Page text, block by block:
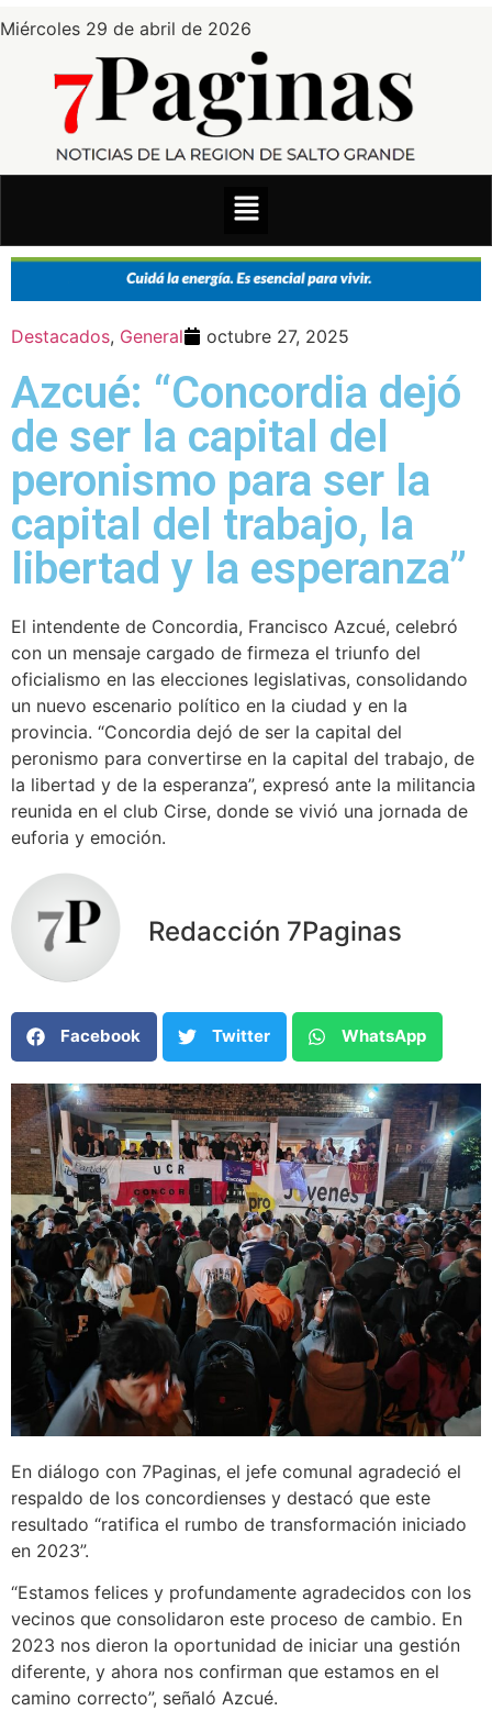
Miércoles 29 de abril de 2026
Destacados, General octubre 27, 2025
Azcué: “Concordia dejó
de ser la capital del
peronismo para ser la
capital del trabajo, la
libertad y la esperanza”
El intendente de Concordia, Francisco Azcué, celebró
con un mensaje cargado de firmeza el triunfo del
oficialismo en las elecciones legislativas, consolidando
un nuevo escenario político en la ciudad y en la
provincia. “Concordia dejó de ser la capital del
peronismo para convertirse en la capital del trabajo, de
la libertad y de la esperanza”, expresó ante la militancia
reunida en el club Cirse, donde se vivió una jornada de
euforia y emoción.
Redacción 7Paginas
Facebook Twitter WhatsApp
En diálogo con 7Paginas, el jefe comunal agradeció el
respaldo de los concordienses y destacó que este
resultado “ratifica el rumbo de transformación iniciado
en 2023”.
“Estamos felices y profundamente agradecidos con los
vecinos que consolidaron este proceso de cambio. En
2023 nos dieron la oportunidad de iniciar una gestión
diferente, y ahora nos confirman que estamos en el
camino correcto”, señaló Azcué.